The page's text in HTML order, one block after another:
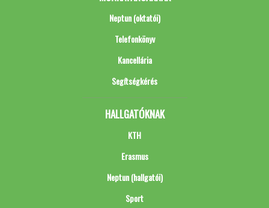
Neptun (oktatói)
Telefonkönyv
Kancellária
Segítségkérés
HALLGATÓKNAK
KTH
Erasmus
Neptun (hallgatói)
Sport